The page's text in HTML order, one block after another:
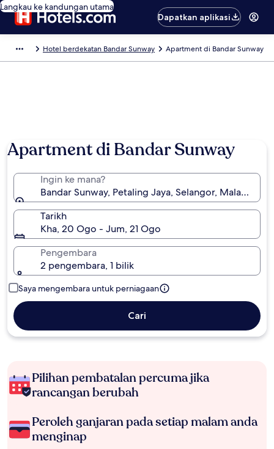
Langkau ke kandungan utama
Dapatkan aplikasi
Hotel berdekatan Bandar Sunway Apartment di Bandar Sunway
Apartment di Bandar Sunway
Ingin ke mana?
Bandar Sunway, Petaling Jaya, Selangor, Malaysia
Tarikh
Kha, 20 Ogo - Jum, 21 Ogo
Pengembara
2 pengembara, 1 bilik
Saya mengembara untuk perniagaan
Cari
Pilihan pembatalan percuma jika
rancangan berubah
Peroleh ganjaran pada setiap malam anda
menginap